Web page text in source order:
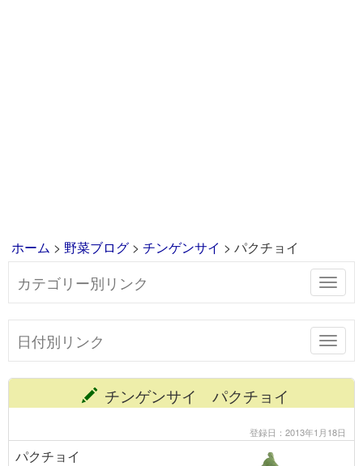
ホーム > 野菜ブログ > チンゲンサイ > パクチョイ
カテゴリー別リンク
日付別リンク
チンゲンサイ パクチョイ
登録日：2013年1月18日
パクチョイ